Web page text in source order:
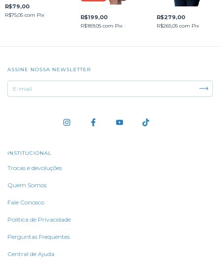
R$79,00
R$75,05 com Pix R$199,00
R$189,05com Pix
R$279,00
R$265,05 com Pix
ASSINE NOSSA NEWSLETTER
INSTITUCIONAL
Trocas e devoluções
Quem Somos
Fale Conosco
Política de Privacidade
Perguntas Frequentes
Central de Ajuda